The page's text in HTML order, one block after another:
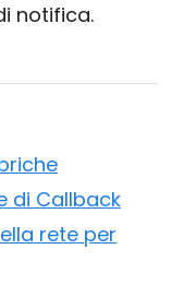
notifica.
di Callback
rete per